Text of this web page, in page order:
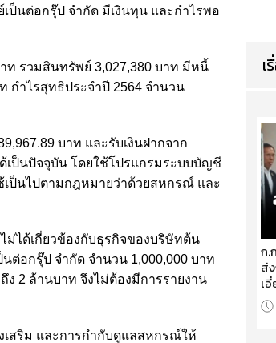
ป็นต่อกรุ๊ป จำกัด มีเงินทุน และกำไรพอ
ท รวมสินทรัพย์ 3,027,380 บาท มีหนี้
กำไรสุทธิประจำปี 2564 จำนวน
บาท และรับเงินฝากจาก
เป็นปัจจุบัน โดยใช้โปรแกรมระบบบัญชี
ป็นไปตามกฎหมายว่าด้วยสหกรณ์ และ
ม่ได้เกี่ยวข้องกับธุรกิจของบริษัทต้น
ต่อกรุ๊ป จำกัด จำนวน 1,000,000 บาท
2 ล้านบาท จึงไม่ต้องมีการรายงาน
สริม และการกำกับดูแลสหกรณ์ให้
เ
ก.
ส่
เ